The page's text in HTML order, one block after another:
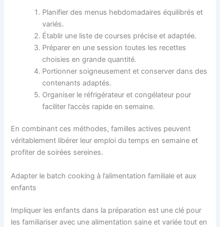
Planifier des menus hebdomadaires équilibrés et
variés.
Établir une liste de courses précise et adaptée.
Préparer en une session toutes les recettes
choisies en grande quantité.
Portionner soigneusement et conserver dans des
contenants adaptés.
Organiser le réfrigérateur et congélateur pour
faciliter l’accès rapide en semaine.
En combinant ces méthodes, familles actives peuvent
véritablement libérer leur emploi du temps en semaine et
profiter de soirées sereines.
Adapter le batch cooking à l’alimentation familiale et aux
enfants
Impliquer les enfants dans la préparation est une clé pour
les familiariser avec une alimentation saine et variée tout en